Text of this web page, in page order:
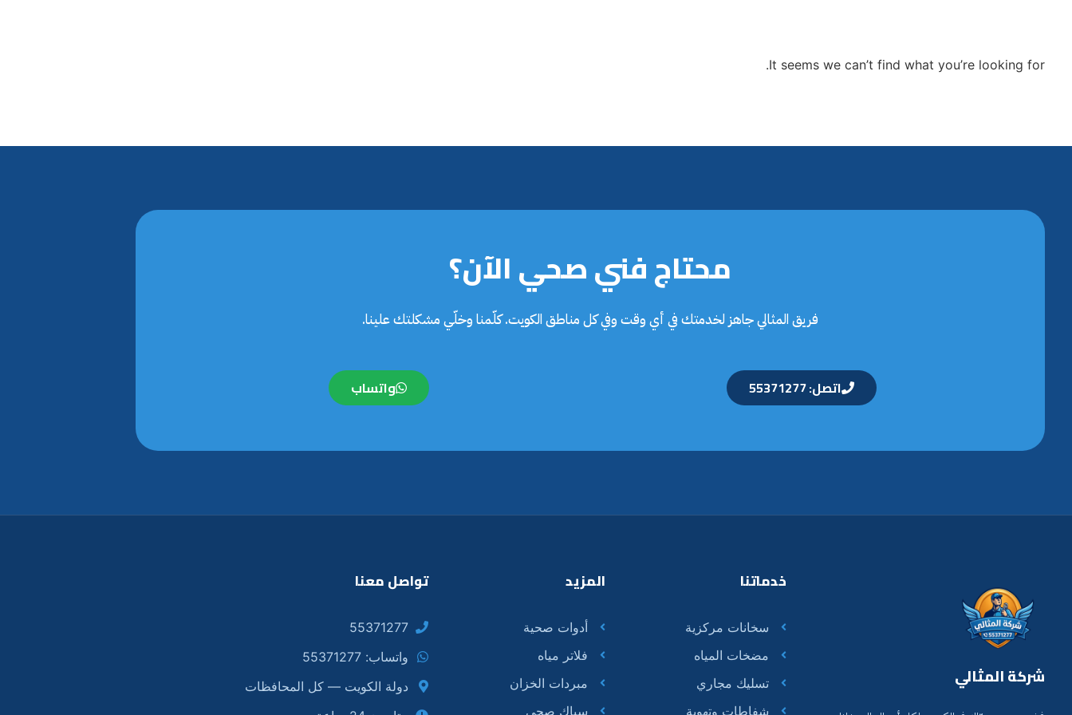
It seems we can’t find what you’re looking for.
محتاج فني صحي الآن؟
فريق المثالي جاهز لخدمتك في أي وقت وفي كل مناطق الكويت. كلّمنا وخلّي مشكلتك علينا.
اتصل: 55371277 واتساب
شركة المثالي
خدماتنا
سخانات مركزية
مضخات المياه
تسليك مجاري
شفاطات وتهوية
المزيد
أدوات صحية
فلاتر مياه
مبردات الخزان
سباك صحي
تواصل معنا
55371277
واتساب: 55371277
دولة الكويت — كل المحافظات